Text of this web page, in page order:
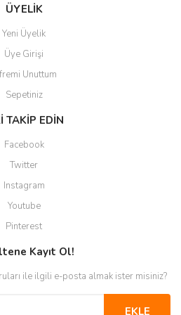
Gönder
ÜYELİK
Yeni Üyelik
Üye Girişi
Unuttum
Sepetiniz
TAKİP EDİN
Facebook
Twitter
Instagram
Youtube
Pinterest
Kayıt Ol!
ile ilgili e-posta almak ister misiniz?
EKLE